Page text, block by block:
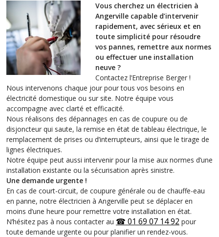
Vous cherchez un électricien à
Angerville capable d’intervenir
rapidement, avec sérieux et en
toute simplicité pour résoudre
vos pannes, remettre aux normes
ou effectuer une installation
neuve ?
Contactez l’Entreprise Berger !
Nous intervenons chaque jour pour tous vos besoins en
électricité domestique ou sur site. Notre équipe vous
accompagne avec clarté et efficacité.
Nous réalisons des dépannages en cas de coupure ou de
disjoncteur qui saute, la remise en état de tableau électrique, le
remplacement de prises ou d’interrupteurs, ainsi que le tirage de
lignes électriques.
Notre équipe peut aussi intervenir pour la mise aux normes d’une
installation existante ou la sécurisation après sinistre.
Une demande urgente !
En cas de court-circuit, de coupure générale ou de chauffe-eau
en panne, notre électricien à Angerville peut se déplacer en
moins d’une heure pour remettre votre installation en état.
N’hésitez pas à nous contacter au ☎ 01 69 07 14 92 pour
toute demande urgente ou pour planifier un rendez-vous.